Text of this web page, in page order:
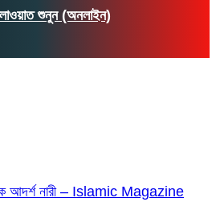
শুনুন (অনলাইন)
আদর্শ নারী – Islamic Magazine